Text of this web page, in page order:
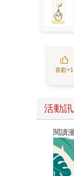
喜歡+1
活動
閱讀